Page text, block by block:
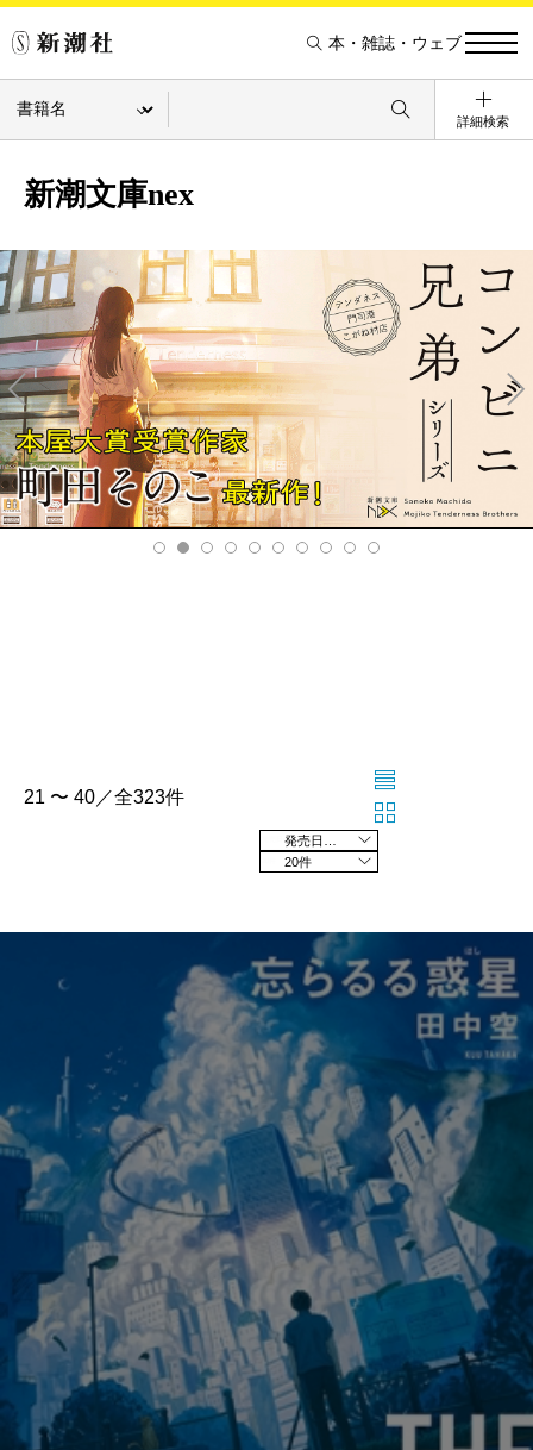
本・雑誌・ウェブ
詳細検索
新潮文庫nex
Pre
v
xt
21 〜 40／全323件
20件